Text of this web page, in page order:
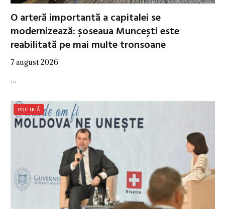
O arteră importantă a capitalei se
modernizează: șoseaua Muncești este
reabilitată pe mai multe tronsoane
7 august 2026
…
POLITICĂ